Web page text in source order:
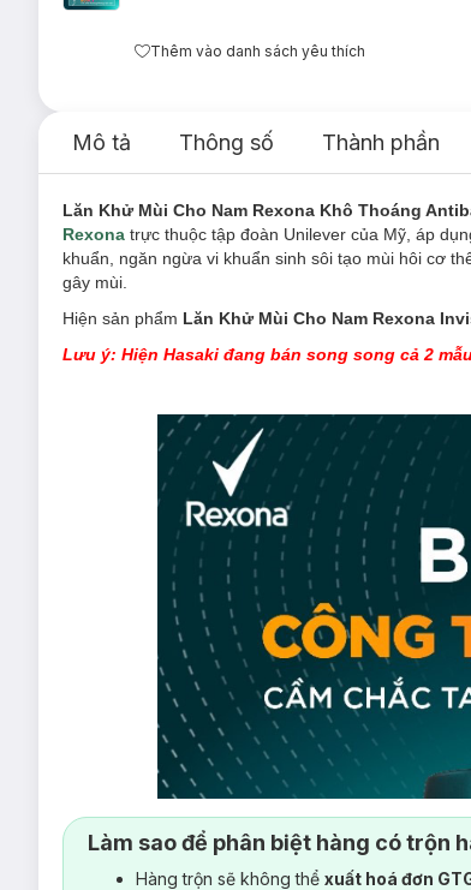
Thêm vào danh sách yêu thích
Mô tả Thông số Thành phần
Lăn Khử Mùi Cho Nam Rexona Khô Thoáng
Rexona trực thuộc tập đoàn Unilever của Mỹ, áp
khuẩn, ngăn ngừa vi khuẩn sinh sôi tạo mùi hôi cơ
gây mùi.
Hiện sản phẩm Lăn Khử Mùi Cho Nam Rexona
Lưu ý: Hiện Hasaki đang bán song song cả 2
Làm sao để phân biệt hàng có trộn
Hàng trộn sẽ không thể xuất hoá đơn